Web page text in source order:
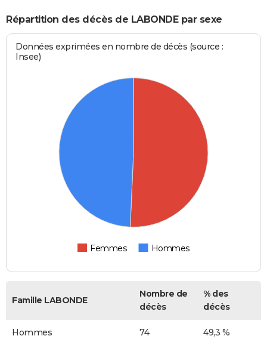
Répartition des décès de LABONDE par sexe
Données exprimées en nombre de décès (source :
Insee)
Femmes Hommes
Famille LABONDE
Nombre de
décès
% des
décès
Hommes 74 49,3 %